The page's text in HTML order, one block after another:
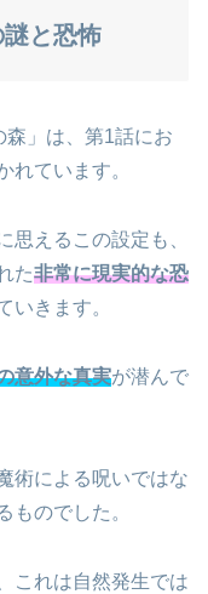
と恐怖
森」は、第1話にお
れています。
思えるこの設定も、
た非常に現実的な恐
いきます。
意外な真実が潜んで
術による呪いではな
ものでした。
これは自然発生では